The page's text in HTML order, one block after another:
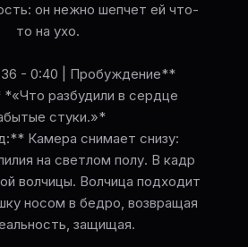
он нежно шепчет ей что-
то на ухо.
- 0:40 | Пробуждение**
разбудили в сердце
стуки.»*
Камера снимает снизу:
на светлом полу. В кадр
волчицы. Волчица подходит
носом в бедро, возвращая
защищая.